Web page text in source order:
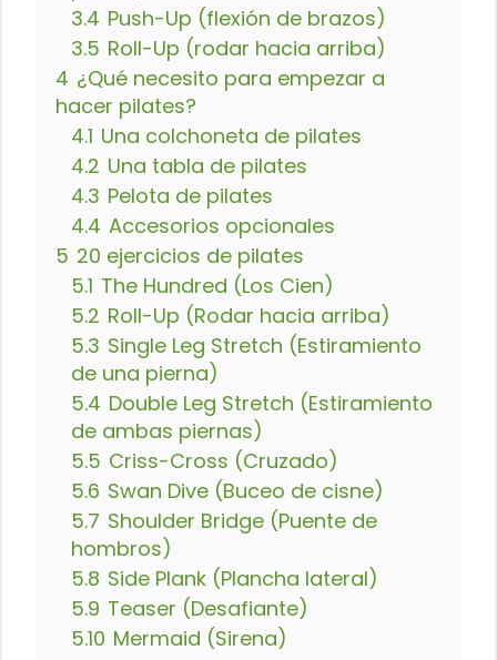
3.4 Push-Up (flexión de brazos)
3.5 Roll-Up (rodar hacia arriba)
4 ¿Qué necesito para empezar a
hacer pilates?
4.1 Una colchoneta de pilates
4.2 Una tabla de pilates
4.3 Pelota de pilates
4.4 Accesorios opcionales
5 20 ejercicios de pilates
5.1 The Hundred (Los Cien)
5.2 Roll-Up (Rodar hacia arriba)
5.3 Single Leg Stretch (Estiramiento
de una pierna)
5.4 Double Leg Stretch (Estiramiento
de ambas piernas)
5.5 Criss-Cross (Cruzado)
5.6 Swan Dive (Buceo de cisne)
5.7 Shoulder Bridge (Puente de
hombros)
5.8 Side Plank (Plancha lateral)
5.9 Teaser (Desafiante)
5.10 Mermaid (Sirena)